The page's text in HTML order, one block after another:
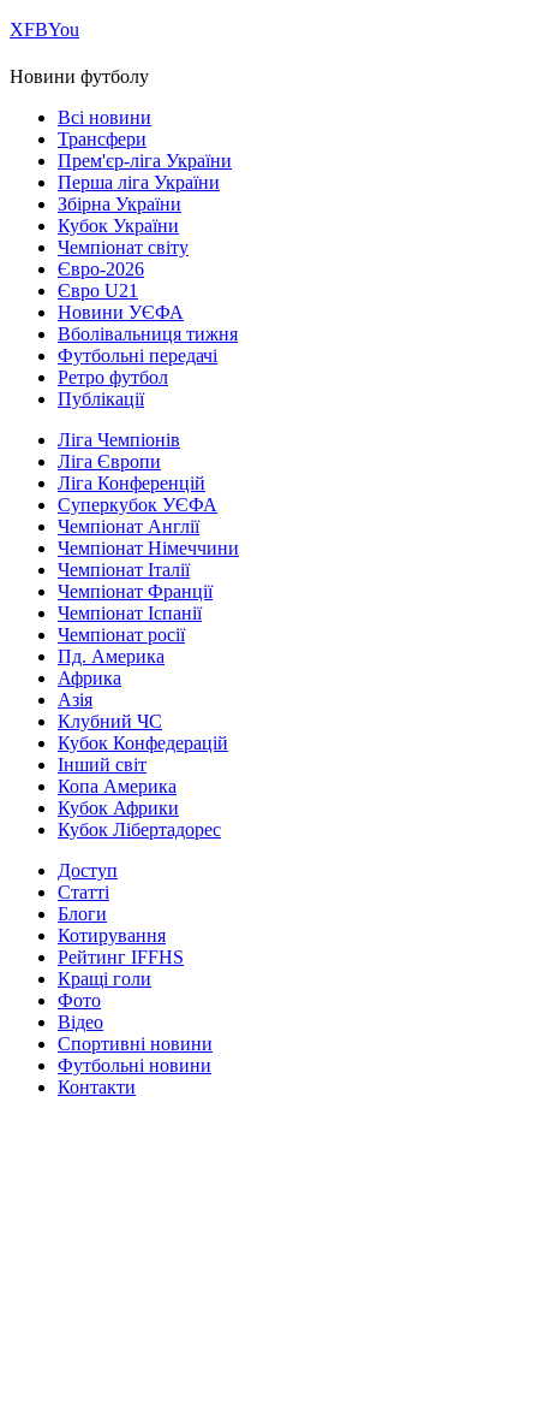
ХFBYou
Новини футболу
Всі новини
Трансфери
Прем'єр-ліга України
Перша ліга України
Збірна України
Кубок України
Чемпіонат світу
Євро-2026
Євро U21
Новини УЄФА
Вболівальниця тижня
Футбольні передачі
Ретро футбол
Публікації
Ліга Чемпіонів
Ліга Європи
Ліга Конференцій
Суперкубок УЄФА
Чемпіонат Англії
Чемпіонат Німеччини
Чемпіонат Італії
Чемпіонат Франції
Чемпіонат Іспанії
Чемпіонат росії
Пд. Америка
Африка
Азія
Клубний ЧС
Кубок Конфедерацій
Інший світ
Копа Америка
Кубок Африки
Кубок Лібертадорес
Доступ
Статті
Блоги
Котирування
Рейтинг IFFHS
Кращі голи
Фото
Відео
Спортивні новини
Футбольні новини
Контакти